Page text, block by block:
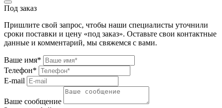
Под заказ
Пришлите свой запрос, чтобы наши специалисты уточнили
сроки поставки и цену «под заказ». Оставьте свои контактные
данные и комментарий, мы свяжемся с вами.
Ваше имя*
Телефон*
E-mail
Ваше сообщение